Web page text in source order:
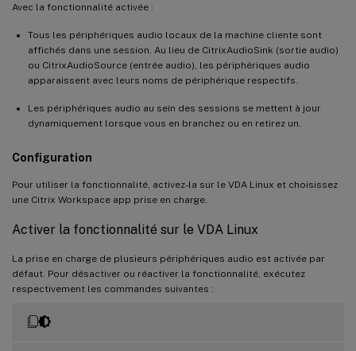
Avec la fonctionnalité activée :
Tous les périphériques audio locaux de la machine cliente sont
affichés dans une session. Au lieu de CitrixAudioSink (sortie audio)
ou CitrixAudioSource (entrée audio), les périphériques audio
apparaissent avec leurs noms de périphérique respectifs.
Les périphériques audio au sein des sessions se mettent à jour
dynamiquement lorsque vous en branchez ou en retirez un.
Configuration
Pour utiliser la fonctionnalité, activez-la sur le VDA Linux et choisissez
une Citrix Workspace app prise en charge.
Activer la fonctionnalité sur le VDA Linux
La prise en charge de plusieurs périphériques audio est activée par
défaut. Pour désactiver ou réactiver la fonctionnalité, exécutez
respectivement les commandes suivantes :